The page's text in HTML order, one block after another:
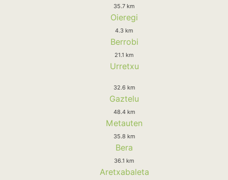
35.7 km
Oieregi
4.3 km
Berrobi
21.1 km
Urretxu
32.6 km
Gaztelu
48.4 km
Metauten
35.8 km
Bera
36.1 km
Aretxabaleta